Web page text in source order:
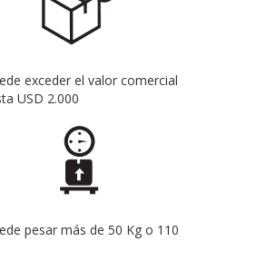
exceder el valor comercial
USD 2.000
pesar más de 50 Kg o 110